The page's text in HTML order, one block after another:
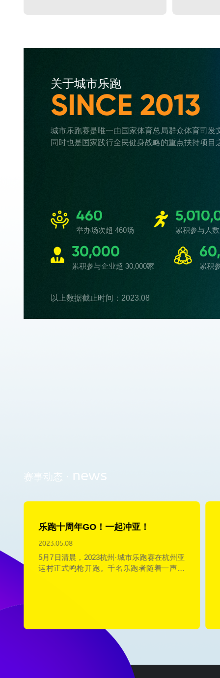
关于城市乐跑
SINCE 2013
城市乐跑赛是唯一由国家体育总局群众体育司发
同时也是国家践行全民健身战略的重点扶持项目
460
举办场次超 460场 累积参与人
30,000
累积参与企业超 30,000家 累积
以上数据截止时间：2023.08
赛事动态 · news
乐跑十周年GO！一起冲亚！
2023.05.08
5月7日清晨，2023杭州·城市乐跑赛在杭州亚
运村正式鸣枪开跑。千名乐跑者随着一声枪